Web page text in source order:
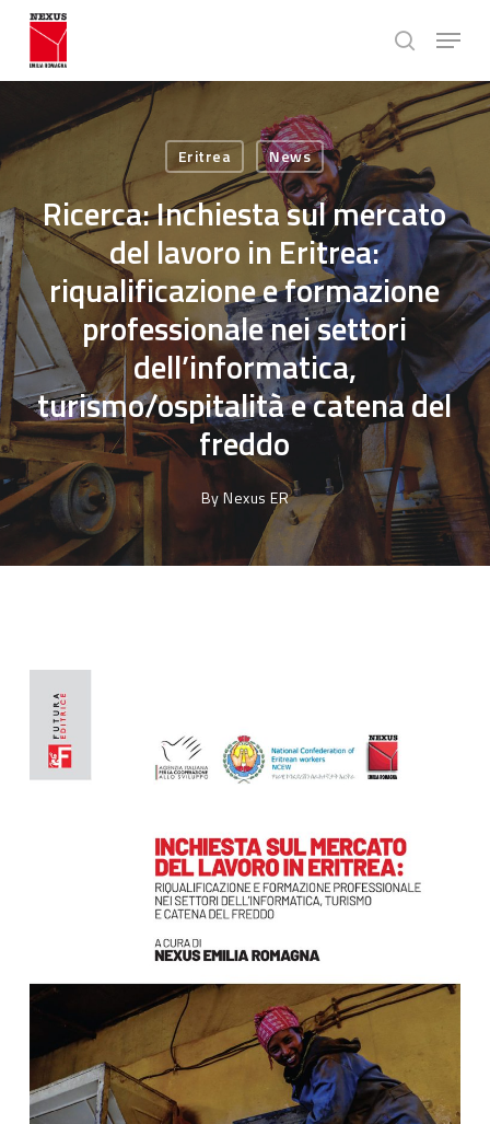
Skip
main
search
Menu
Eritrea News
Ricerca: Inchiesta sul mercato
del lavoro in Eritrea:
riqualificazione e formazione
professionale nei settori
dell’informatica,
turismo/ospitalità e catena del
freddo
ByNexus ER
Menu